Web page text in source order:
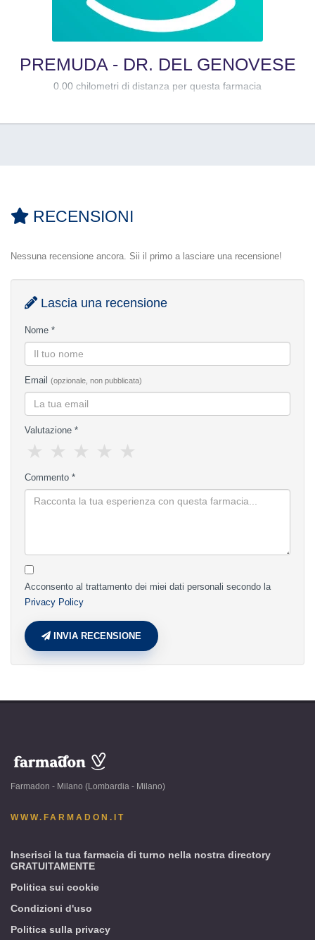
PREMUDA - DR. DEL GENOVESE
0.00 chilometri di distanza per questa farmacia
RECENSIONI
Nessuna recensione ancora. Sii il primo a lasciare una recensione!
Lascia una recensione
Nome *
Email (opzionale, non pubblicata)
Valutazione *
★ ★ ★ ★ ★
Commento *
Acconsento al trattamento dei miei dati personali secondo la
Privacy Policy
INVIA RECENSIONE
www.farmadon.it
Milano
-
Farmadon - Milano (Lombardia - Milano)
WWW.FARMADON.IT
Inserisci la tua farmacia di turno nella nostra directory
GRATUITAMENTE
Politica sui cookie
Condizioni d'uso
Politica sulla privacy